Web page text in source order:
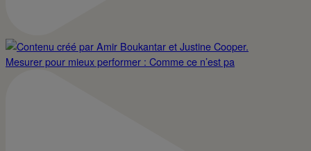
Mesurer pour mieux performer : Comme ce n’est pa